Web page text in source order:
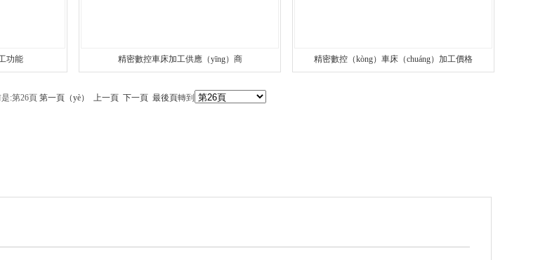
功能 精密數控車床加工供應（yīng）商 精密數控（kòng）車床（chuáng）加工價格
:第26頁 第一頁（yè） 上一頁 下一頁 最後頁轉到